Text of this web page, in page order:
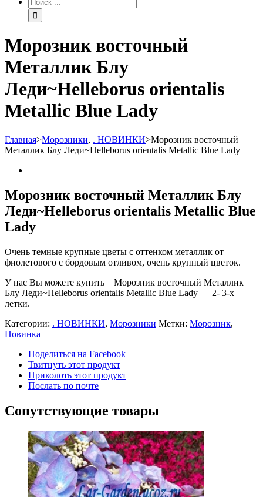
Морозник восточный
Металлик Блу
Леди~Нelleborus orientalis
Metallic Blue Lady
Главная>Морозники, . НОВИНКИ>Морозник восточный
Металлик Блу Леди~Нelleborus orientalis Metallic Blue Lady
Морозник восточный Металлик Блу
Леди~Нelleborus orientalis Metallic Blue
Lady
Очень темные крупные цветы с оттенком металлик от
фиолетового с бордовым отливом, очень крупный цветок.
У нас Вы можете купить Морозник восточный Металлик
Блу Леди~Нelleborus orientalis Metallic Blue Lady 2- 3-х
летки.
Категории: . НОВИНКИ, Морозники Метки: Морозник,
Новинка
Поделиться на Facebook
Твитнуть этот продукт
Приколоть этот продукт
Послать по почте
Сопутствующие товары